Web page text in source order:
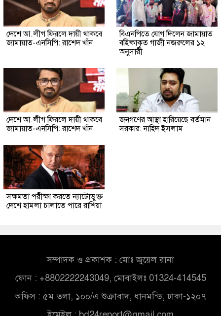
দেশে আ.লীগ ফিরলে দায়ী থাকবে
জামায়াত-এনসিপি: রাশেদ খাঁন
বিএনপিতে যোগ দিলেন জামায়াত
বহিষ্কাকৃত গাজী নজরুলের ১২
অনুসারী
দেশে আ.লীগ ফিরলে দায়ী থাকবে
জামায়াত-এনসিপি: রাশেদ খাঁন
জনগণের আস্থা হারিয়েছে বর্তমান
সরকার: নাহিদ ইসলাম
সক্ষমতা পরীক্ষা করতে ন্যাটোভুক্ত
দেশে হামলা চালাতে পারে রাশিয়া
সম্পাদক ও প্রকাশক : মোঃ জুয়েল রানা
ফোন : +8802222243049, মোবাইলঃ 01324-414545
অফিস : ৫ম তলা, ১০০/এ শুক্রাবাদ, ধানমন্ডি, ঢাকা-১২০৭